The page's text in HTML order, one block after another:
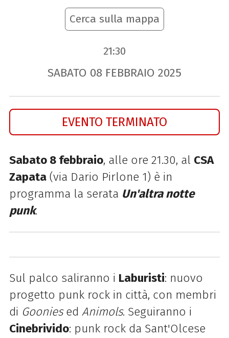
Cerca sulla mappa
21:30
SABATO 08 FEBBRAIO 2025
EVENTO TERMINATO
Sabato 8 febbraio, alle ore 21.30, al CSA
Zapata(via Dario Pirlone 1) è in
programma la serata Un'altra notte
punk.
Sul palco saliranno i Laburisti: nuovo
progetto punk rock in città, con membri
di Gooniesed Animols. Seguiranno i
Cinebrivido: punk rock da Sant'Olcese